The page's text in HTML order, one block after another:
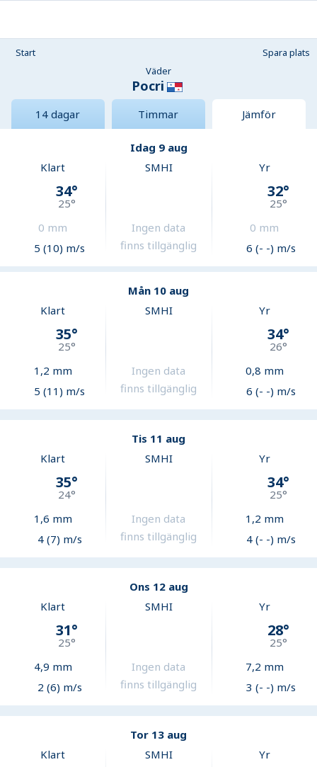
Start
Spara plats
Väder
Pocri
14 dagar Timmar Jämför
Idag 9 aug
Klart
34°
25°
0 mm
5 (10) m/s
SMHI
Ingen data
finns tillgänglig
Yr
32°
25°
0 mm
6 (- -) m/s
Mån 10 aug
Klart
35°
25°
1,2 mm
5 (11) m/s
SMHI
Ingen data
finns tillgänglig
Yr
34°
26°
0,8 mm
6 (- -) m/s
Tis 11 aug
Klart
35°
24°
1,6 mm
4 (7) m/s
SMHI
Ingen data
finns tillgänglig
Yr
34°
25°
1,2 mm
4 (- -) m/s
Ons 12 aug
Klart
31°
25°
4,9 mm
2 (6) m/s
SMHI
Ingen data
finns tillgänglig
Yr
28°
25°
7,2 mm
3 (- -) m/s
Tor 13 aug
Klart
SMHI Yr